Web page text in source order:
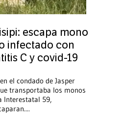
escapa mono
infectado con
C y covid-19
el condado de Jasper
transportaba los monos
Interestatal 59,
...